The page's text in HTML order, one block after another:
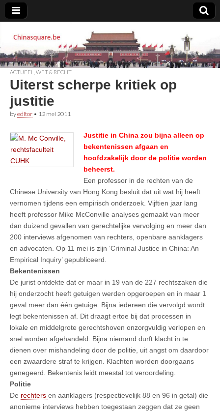
Chinasquare.be
ACTUEEL WET & RECHT
Uiterst scherpe kritiek op
justitie
byeditor • 12 mei 2011
Justitie in China zou bijna alleen op
bekentenissen afgaan en
hoofdzakelijk door de politie worden
beheerst.
Een professor in de rechten van de
Chinese University van Hong Kong besluit dat uit wat hij heeft
vernomen tijdens een empirisch onderzoek. Vijftien jaar lang
heeft professor Mike McConville analyses gemaakt van meer
dan duizend gevallen van gerechtelijke vervolging en meer dan
200 interviews afgenomen van rechters, openbare aanklagers
en advocaten. Op 11 mei is zijn ‘Criminal Justice in China: An
Empirical Inquiry’ gepubliceerd.
Bekentenissen
De jurist ontdekte dat er maar in 19 van de 227 rechtszaken die
hij onderzocht heeft getuigen werden opgeroepen en in maar 1
geval meer dan één getuige. Bijna iedereen die vervolgd wordt
legt bekentenissen af. Dit draagt ertoe bij dat processen in
lokale en middelgrote gerechtshoven onzorgvuldig verlopen en
snel worden afgehandeld. Bijna niemand durft klacht in te
dienen over mishandeling door de politie, uit angst om daardoor
een zwaardere straf te krijgen. Klachten worden doorgaans
genegeerd. Bekentenis leidt meestal tot veroordeling.
Politie
De rechters en aanklagers (respectievelijk 88 en 96 in getal) die
anonieme interviews hebben toegestaan zeggen dat ze geen